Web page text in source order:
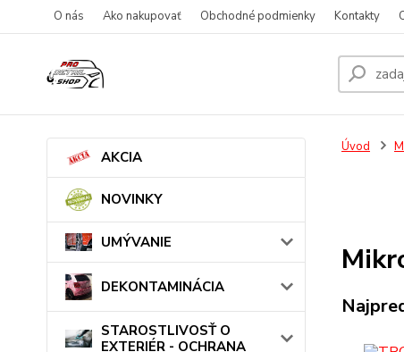
O nás Ako nakupovať Obchodné podmienky Kontakty
AKCIA
NOVINKY
UMÝVANIE
DEKONTAMINÁCIA
STAROSTLIVOSŤ O
EXTERIÉR - OCHRANA
Úvod